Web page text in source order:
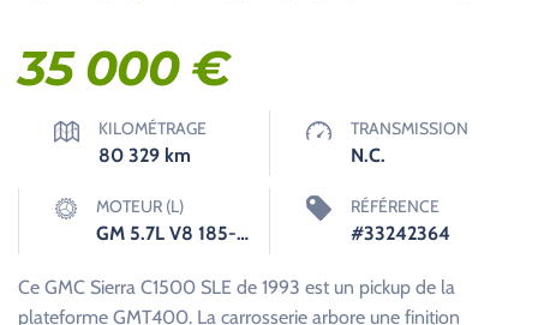
35 000€
KILOMÉTRAGE
80 329 km
TRANSMISSION
N.C.
MOTEUR (L)
GM 5.7L V8 185-210hp 295-310ft. lbs.
RÉFÉRENCE
#33242364
Ce GMC Sierra C1500 SLE de 1993 est un pickup de la
plateforme GMT400. La carrosserie arbore une finition